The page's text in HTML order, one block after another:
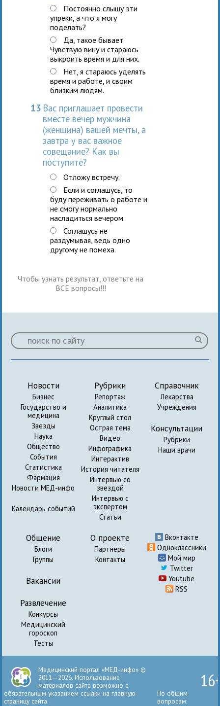
Постоянно слышу эти
упреки, а что я могу
поделать?
Да, такое бывает.
Чувствую вину и стараюсь
выкроить время и для них.
Нет, я стараюсь уделять
время и работе, и своим
близким людям.
13Вас приглашает провести
вместе вечер мужчина
(женщина) вашей мечты, а
завтра у вас важное
совещание? Как вы
поступите?
Отложу встречу.
Если и соглашусь, то
буду переживать о работе и
не смогу нормально
насладиться вечером.
Соглашусь не
раздумывая, ведь одно
другому не помеха.
Чтобы узнать результат, ответьте на
ВСЕ вопросы!!!
Новости
Бизнес
Государство и
медицина
Звезды
Наука
Общество
События
Статистика
Фармация
Новости МЕД-инфо
Календарь событий
Рубрики
Репортаж
Аналитика
Круглый стол
Острая тема
Видео
Инфографика
Интерактив
История читателя
Интервью со
звездой
Интервью с
экспертом
Статьи
Справочник
Лекарства
Учреждения
Консультации
Рубрики
Наши врачи
Общение
Блоги
Группы
Вакансии
Развлечение
Конкурсы
Медицинский
гороскоп
Тесты
О проекте
Партнеры
Контакты
Вконтакте
Одноклассники
Мой мир
Twitter
Youtube
RSS
Медицинский портал «МЕД-инфо» ©
2011—2026. Использование
материалов сайта возможно с
обязательным указанием ссылки на главную
страницу сайта.
По общим
вопросам: